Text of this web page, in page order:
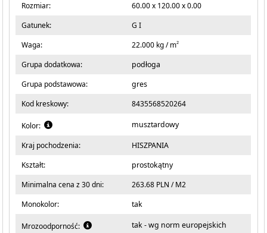
Rozmiar:
60.00 x 120.00 x 0.00
Gatunek:
G I
Waga:
22.000 kg / m2
Grupa dodatkowa:
podłoga
Grupa podstawowa:
gres
Kod kreskowy:
8435568520264
Kolor: musztardowy
Kraj pochodzenia:
HISZPANIA
Kształt:
prostokątny
Minimalna cena z 30 dni:
263.68 PLN / M2
Monokolor:
tak
Mrozoodporność: tak - wg norm europejskich